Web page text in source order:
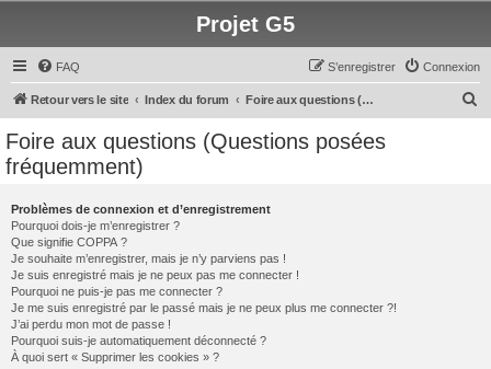
Projet G5
FAQ Connexion
S’enregistrer
Retour vers le site Index du forum Foire aux questions (Questions posées fréquemment)
Foire aux questions (Questions posées
fréquemment)
Problèmes de connexion et d’enregistrement
Pourquoi dois-je m’enregistrer ?
Que signifie COPPA ?
Je souhaite m’enregistrer, mais je n’y parviens pas !
Je suis enregistré mais je ne peux pas me connecter !
Pourquoi ne puis-je pas me connecter ?
Je me suis enregistré par le passé mais je ne peux plus me connecter ?!
J’ai perdu mon mot de passe !
Pourquoi suis-je automatiquement déconnecté ?
À quoi sert « Supprimer les cookies » ?